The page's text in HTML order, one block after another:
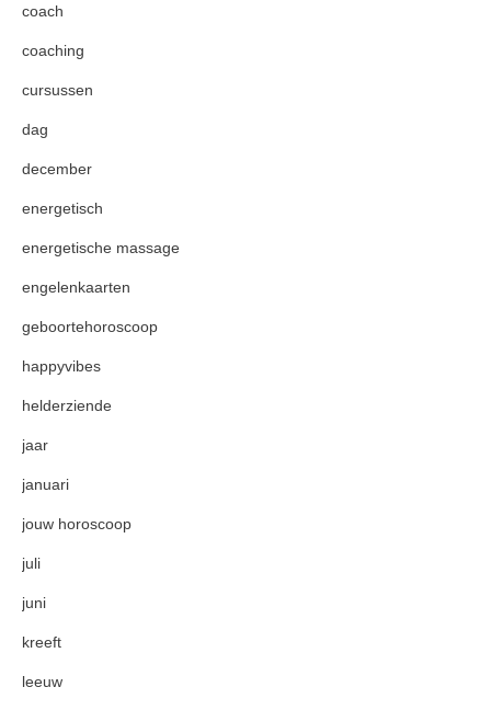
coach
coaching
cursussen
dag
december
energetisch
energetische massage
engelenkaarten
geboortehoroscoop
happyvibes
helderziende
jaar
januari
jouw horoscoop
juli
juni
kreeft
leeuw